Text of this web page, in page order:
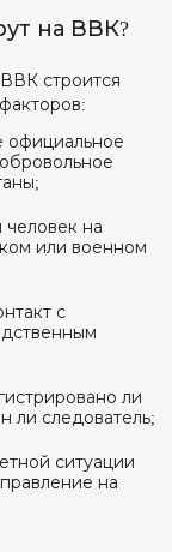
на ВВК?
строится
официальное
человек на
или военном
с
ли
ли следователь;
ситуации
на